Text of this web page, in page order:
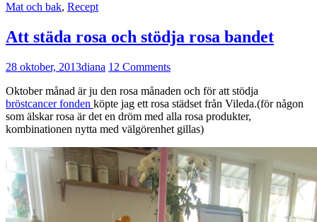
Mat och bak, Recept
Att städa rosa och stödja rosa bandet
28 oktober, 2013diana 12 Comments
Oktober månad är ju den rosa månaden och för att stödja
bröstcancer fonden köpte jag ett rosa städset från Vileda.(för någon
som älskar rosa är det en dröm med alla rosa produkter,
kombinationen nytta med välgörenhet gillas)